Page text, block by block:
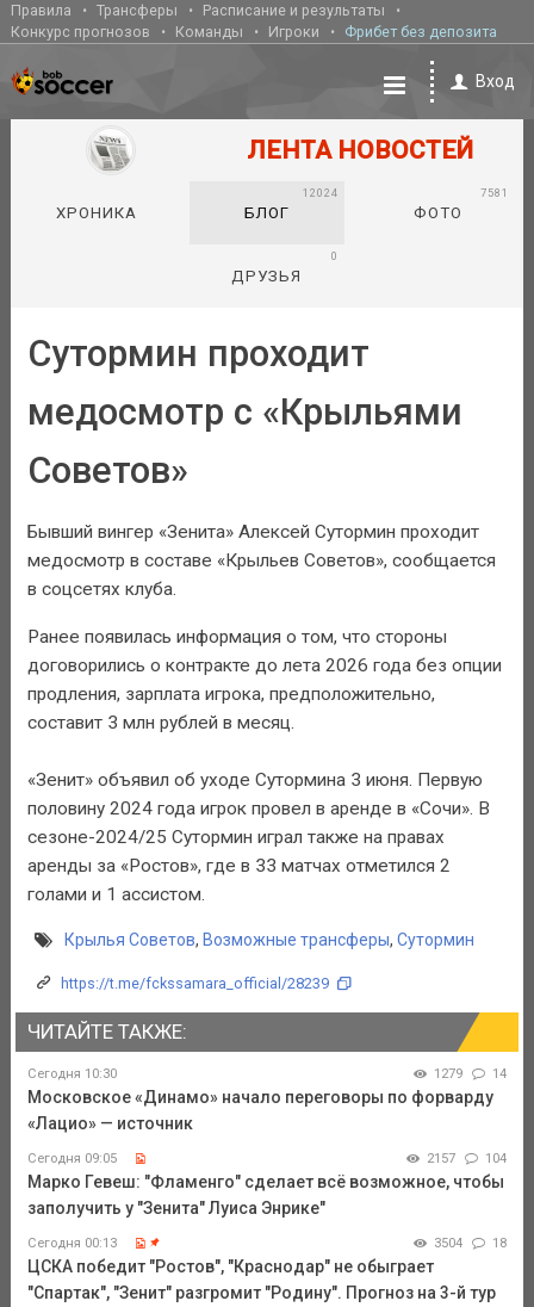
Правила Трансферы
Расписание и результаты
Конкурс прогнозов
Команды Игроки Фрибет без депозита
Вход
ЛЕНТА НОВОСТЕЙ
ХРОНИКА БЛОГ
12024
ФОТО
7581
ДРУЗЬЯ
0
Сутормин проходит
медосмотр с «Крыльями
Советов»
Бывший вингер «Зенита» Алексей Сутормин проходит
медосмотр в составе «Крыльев Советов», сообщается
в соцсетях клуба.
Ранее появилась информация о том, что стороны
договорились о контракте до лета 2026 года без опции
продления, зарплата игрока, предположительно,
составит 3 млн рублей в месяц.
«Зенит» объявил об уходе Сутормина 3 июня. Первую
половину 2024 года игрок провел в аренде в «Сочи». В
сезоне-2024/25 Сутормин играл также на правах
аренды за «Ростов», где в 33 матчах отметился 2
голами и 1 ассистом.
Крылья Советов, Возможные трансферы, Сутормин
https://t.me/fckssamara_official/28239
ЧИТАЙТЕ ТАКЖЕ:
Сегодня 10:30 1279 14
Московское «Динамо» начало переговоры по форварду
«Лацио» — источник
Сегодня 09:05 2157 104
Марко Гевеш: "Фламенго" сделает всё возможное, чтобы
заполучить у "Зенита" Луиса Энрике"
Сегодня 00:13 3504 18
ЦСКА победит "Ростов", "Краснодар" не обыграет
"Спартак", "Зенит" разгромит "Родину". Прогноз на 3-й тур